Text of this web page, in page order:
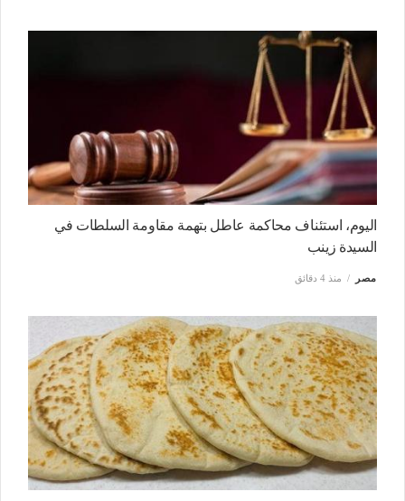
اليوم، استئناف محاكمة عاطل بتهمة مقاومة السلطات في
السيدة زينب
مصر منذ 4 دقائق